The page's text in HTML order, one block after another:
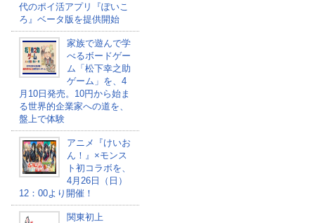
代のポイ活アプリ『ぽいこ
ろ』ベータ版を提供開始
家族で遊んで学
べるボードゲー
ム「松下幸之助
ゲーム」を、4
月10日発売。10円から始ま
る世界的企業家への道を、
盤上で体験
アニメ『けいお
ん！』×モンス
ト初コラボを、
4月26日（日）
12：00より開催！
関東初上